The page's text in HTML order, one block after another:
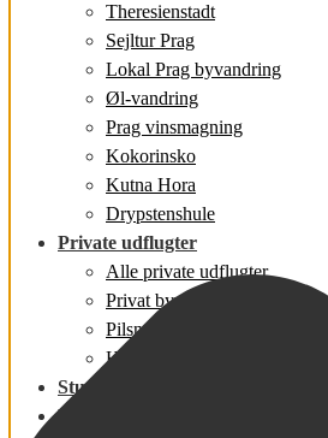
Theresienstadt
Sejltur Prag
Lokal Prag byvandring
Øl-vandring
Prag vinsmagning
Kokorinsko
Kutna Hora
Drypstenshule
Private udflugter
Alle private udflugter
Privat byvandring
Pilsner Urquell og byen Pilsen
Hrensko naturvandring
Studierejser
Firmarejser